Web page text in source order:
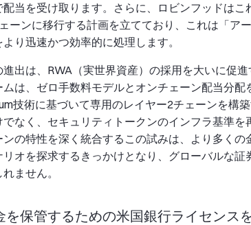
当を受け取ります。さらに、ロビンフッドはこ
ーンに移行する計画を立てており、これは「ア
り迅速かつ効率的に処理します。
出は、RWA（実世界資産）の採用を大いに促
は、ゼロ手数料モデルとオンチェーン配当分配
技術に基づいて専用のレイヤー2チェーンを構
なく、セキュリティトークンのインフラ基準を
の特性を深く統合するこの試みは、より多くの
オを探求するきっかけとなり、グローバルな証
ません。
を保管するための米国銀行ライセンス